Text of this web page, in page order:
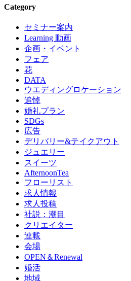
Category
セミナー案内
Learning 動画
企画・イベント
フェア
花
DATA
ウエディングロケーション
追悼
婚礼プラン
SDGs
広告
デリバリー&テイクアウト
ジュエリー
スイーツ
AfternoonTea
フローリスト
求人情報
求人投稿
社説：潮目
クリエイター
連載
会場
OPEN＆Renewal
婚活
地域